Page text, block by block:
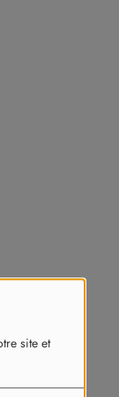
site et